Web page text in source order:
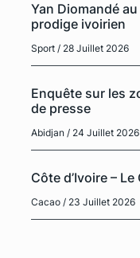
Yan Diomandé au
prodige ivoirien
Sport / 28 Juillet 2026
Enquête sur les
de presse
Abidjan / 24 Juillet 2026
Côte d’Ivoire –
Cacao / 23 Juillet 2026